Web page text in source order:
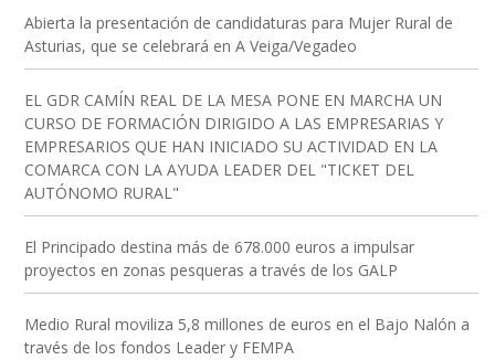
Abierta la presentación de candidaturas para Mujer Rural de
Asturias, que se celebrará en A Veiga/Vegadeo
EL GDR CAMÍN REAL DE LA MESA PONE EN MARCHA UN
CURSO DE FORMACIÓN DIRIGIDO A LAS EMPRESARIAS Y
EMPRESARIOS QUE HAN INICIADO SU ACTIVIDAD EN LA
COMARCA CON LA AYUDA LEADER DEL "TICKET DEL
AUTÓNOMO RURAL"
El Principado destina más de 678.000 euros a impulsar
proyectos en zonas pesqueras a través de los GALP
Medio Rural moviliza 5,8 millones de euros en el Bajo Nalón a
través de los fondos Leader y FEMPA